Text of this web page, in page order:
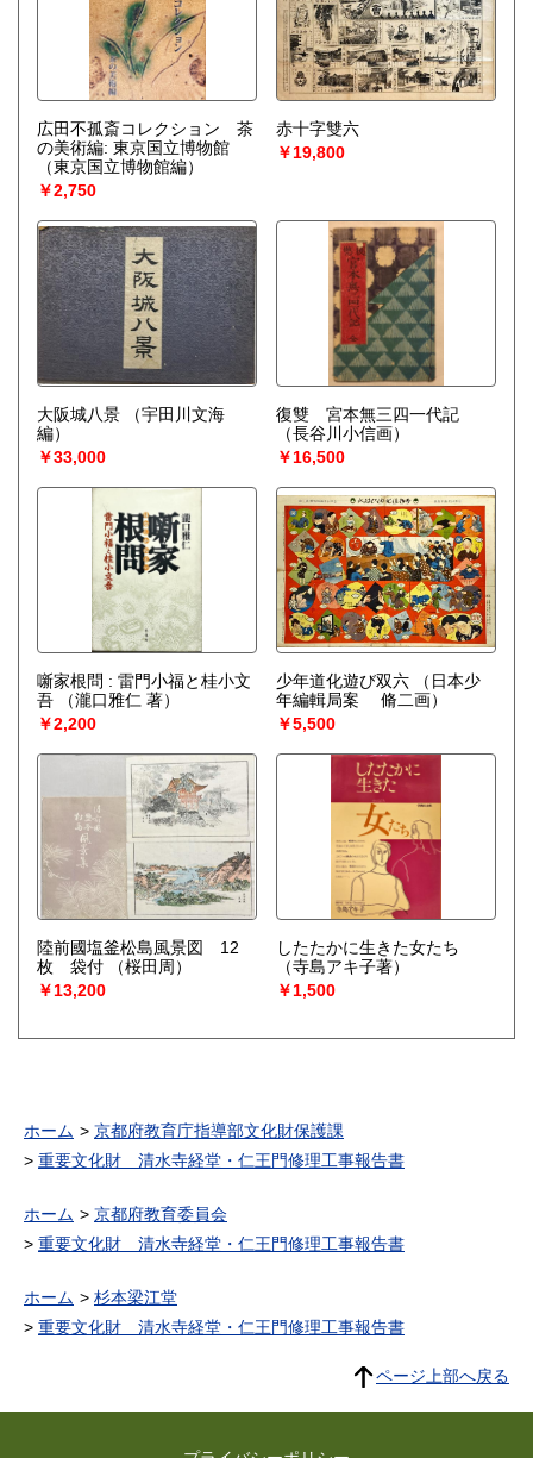
広田不孤斎コレクション 茶
の美術編: 東京国立博物館
（東京国立博物館編）
￥2,750
赤十字雙六
￥19,800
大阪城八景
（宇田川文海
編）
￥33,000
復雙 宮本無三四一代記
（長谷川小信画）
￥16,500
噺家根問 : 雷門小福と桂小文
吾
（瀧口雅仁 著）
￥2,200
少年道化遊び双六
（日本少
年編輯局案 脩二画）
￥5,500
陸前國塩釜松島風景図 12
枚 袋付
（桜田周）
￥13,200
したたかに生きた女たち
（寺島アキ子著）
￥1,500
ホーム
京都府教育庁指導部文化財保護課
重要文化財 清水寺経堂・仁王門修理工事報告書
ホーム
京都府教育委員会
重要文化財 清水寺経堂・仁王門修理工事報告書
ホーム
杉本梁江堂
重要文化財 清水寺経堂・仁王門修理工事報告書
ページ上部へ戻る